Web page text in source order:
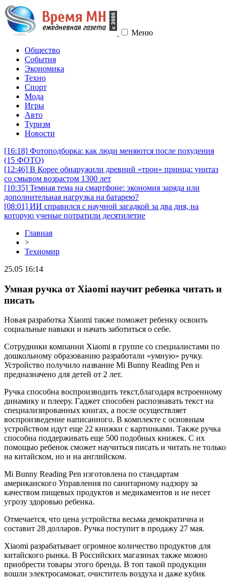
Меню
Общество
События
Экономика
Техно
Спорт
Мода
Игры
Авто
Туризм
Новости
[16:18] Фотоподборка: как люди меняются после похудения
(15 ФОТО)
[12:46] В Корее обнаружили древний «трон» принца: унитаз
со смывом возрастом 1300 лет
[10:35] Темная тема на смартфоне: экономия заряда или
дополнительная нагрузка на батарею?
[08:01] ИИ справился с научной загадкой за два дня, на
которую ученые потратили десятилетие
Главная
>
Техномир
25.05 16:14
Умная ручка от Xiaomi научит ребенка читать и
писать
Новая разработка Xiaomi также поможет ребенку освоить
социальные навыки и начать заботиться о себе.
Сотрудники компании Xiaomi в группе со специалистами по
дошкольному образованию разработали «умную» ручку.
Устройство получило название Mi Bunny Reading Pen и
предназначено для детей от 2 лет.
Ручка способна воспроизводить текст,благодаря встроенному
динамику и плееру. Гаджет способен распознавать текст на
специализированных книгах, а после осуществляет
воспроизведение написанного. В комплекте с основным
устройством идут еще 22 книжки с картинками. Также ручка
способна поддерживать еще 500 подобных книжек. С их
помощью ребенок сможет научиться писать и читать не только
на китайском, но и на английском.
Mi Bunny Reading Pen изготовлена по стандартам
американского Управления по санитарному надзору за
качеством пищевых продуктов и медикаментов и не несет
угрозу здоровью ребенка.
Отмечается, что цена устройства весьма демократична и
составит 28 долларов. Ручка поступит в продажу 27 мая.
Xiaomi разрабатывает огромное количество продуктов для
китайского рынка. В Российских магазинах также можно
приобрести товары этого бренда. В топ такой продукции
вошли электросамокат, очиститель воздуха и даже кубик